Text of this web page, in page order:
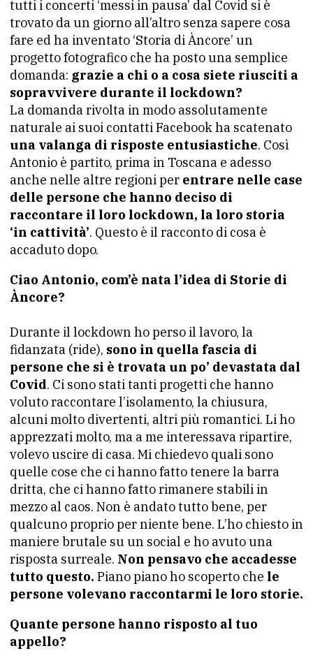
tutti i concerti ‘messi in pausa’ dal Covid si è
trovato da un giorno all’altro senza sapere cosa
fare ed ha inventato ‘Storia di Àncore’ un
progetto fotografico che ha posto una semplice
domanda: grazie a chi o a cosa siete riusciti a
sopravvivere durante il lockdown?
La domanda rivolta in modo assolutamente
naturale ai suoi contatti Facebook ha scatenato
una valanga di risposte entusiastiche. Così
Antonio è partito, prima in Toscana e adesso
anche nelle altre regioni per entrare nelle case
delle persone che hanno deciso di
raccontare il loro lockdown, la loro storia
‘in cattività’. Questo è il racconto di cosa è
accaduto dopo.
Ciao Antonio, com’è nata l’idea di Storie di
Àncore?
Durante il lockdown ho perso il lavoro, la
fidanzata (ride), sono in quella fascia di
persone che si è trovata un po’ devastata dal
Covid. Ci sono stati tanti progetti che hanno
voluto raccontare l’isolamento, la chiusura,
alcuni molto divertenti, altri più romantici. Li ho
apprezzati molto, ma a me interessava ripartire,
volevo uscire di casa. Mi chiedevo quali sono
quelle cose che ci hanno fatto tenere la barra
dritta, che ci hanno fatto rimanere stabili in
mezzo al caos. Non è andato tutto bene, per
qualcuno proprio per niente bene. L’ho chiesto in
maniere brutale su un social e ho avuto una
risposta surreale. Non pensavo che accadesse
tutto questo. Piano piano ho scoperto che le
persone volevano raccontarmi le loro storie.
Quante persone hanno risposto al tuo
appello?